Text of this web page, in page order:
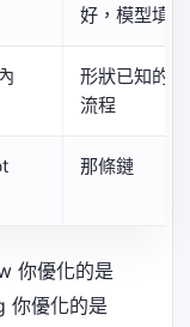
好，模型填空
形狀已知的
流程
那條鏈
你優化的是
你優化的是